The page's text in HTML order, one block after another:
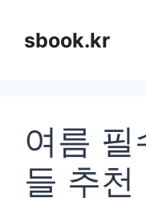
sbook.kr
여름 필
들 추천